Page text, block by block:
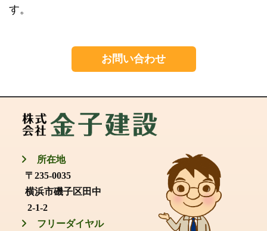
す。
お問い合わせ
所在地
〒235-0035
横浜市磯子区田中
2-1-2
フリーダイヤル